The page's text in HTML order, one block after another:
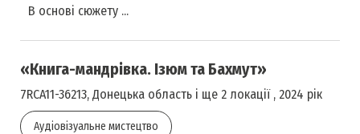
В основі сюжету ...
«Книга-мандрівка. Ізюм та Бахмут»
7RCA11-36213, Донецька область і ще 2 локації , 2024 рік
Аудіовізуальне мистецтво